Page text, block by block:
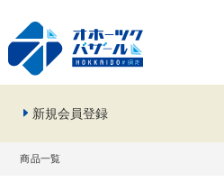
新規会員登録
商品一覧